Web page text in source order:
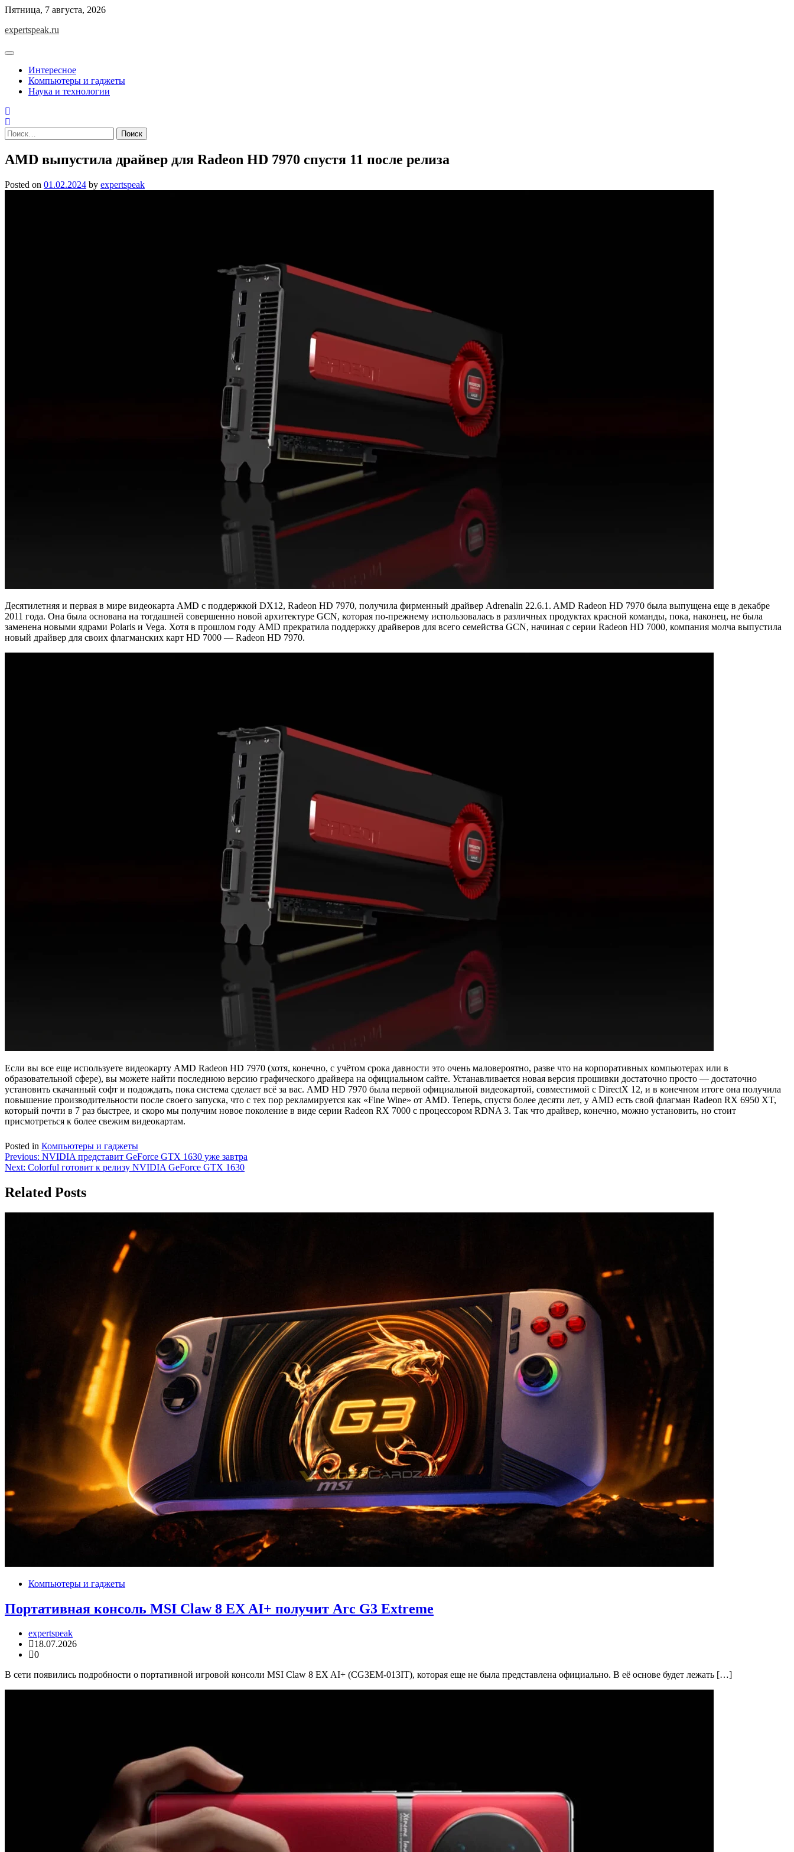
Skip
content
Пятница, 7 августа, 2026
expertspeak.ru
Интересное
Компьютеры и гаджеты
Наука и технологии
Найти:
AMD выпустила драйвер для Radeon HD 7970 спустя 11 после релиза
Posted on 01.02.2024 by expertspeak
Десятилетняя и первая в мире видеокарта AMD с поддержкой DX12, Radeon HD 7970, получила фирменный драйвер Adrenalin 22.6.1. AMD Radeon HD 7970 была выпущена еще в декабре
2011 года. Она была основана на тогдашней совершенно новой архитектуре GCN, которая по-прежнему использовалась в различных продуктах красной команды, пока, наконец, не была
заменена новыми ядрами Polaris и Vega. Хотя в прошлом году AMD прекратила поддержку драйверов для всего семейства GCN, начиная с серии Radeon HD 7000, компания молча выпустила
новый драйвер для своих флагманских карт HD 7000 — Radeon HD 7970.
Если вы все еще используете видеокарту AMD Radeon HD 7970 (хотя, конечно, с учётом срока давности это очень маловероятно, разве что на корпоративных компьютерах или в
образовательной сфере), вы можете найти последнюю версию графического драйвера на официальном сайте. Устанавливается новая версия прошивки достаточно просто — достаточно
установить скачанный софт и подождать, пока система сделает всё за вас. AMD HD 7970 была первой официальной видеокартой, совместимой с DirectX 12, и в конечном итоге она получила
повышение производительности после своего запуска, что с тех пор рекламируется как «Fine Wine» от AMD. Теперь, спустя более десяти лет, у AMD есть свой флагман Radeon RX 6950 XT,
который почти в 7 раз быстрее, и скоро мы получим новое поколение в виде серии Radeon RX 7000 с процессором RDNA 3. Так что драйвер, конечно, можно установить, но стоит
присмотреться к более свежим видеокартам.
Posted in Компьютеры и гаджеты
Навигация
по
записям
Previous: NVIDIA представит GeForce GTX 1630 уже завтра
Next: Colorful готовит к релизу NVIDIA GeForce GTX 1630
Related Posts
Компьютеры и гаджеты
Портативная консоль MSI Claw 8 EX AI+ получит Arc G3 Extreme
expertspeak
18.07.2026
0
В сети появились подробности о портативной игровой консоли MSI Claw 8 EX AI+ (CG3EM-013IT), которая еще не была представлена официально. В её основе будет лежать […]